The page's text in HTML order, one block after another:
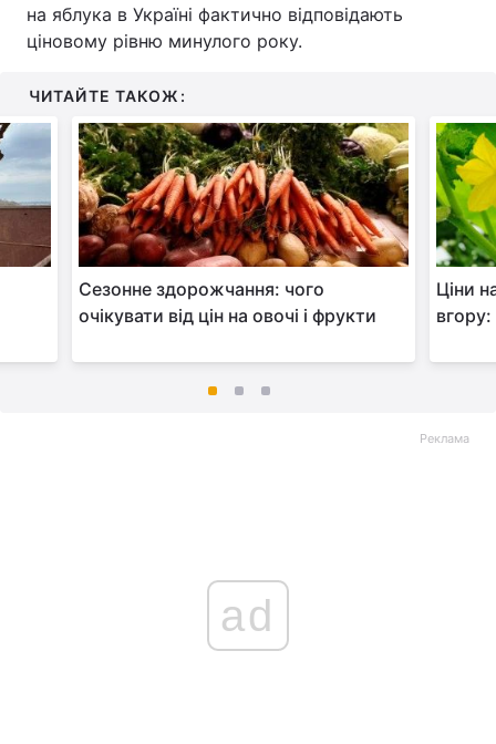
на яблука в Україні фактично відповідають
ціновому рівню минулого року.
ЧИТАЙТЕ ТАКОЖ:
Сезонне здорожчання: чого
очікувати від цін на овочі і фрукти
Ціни
Реклама
ad